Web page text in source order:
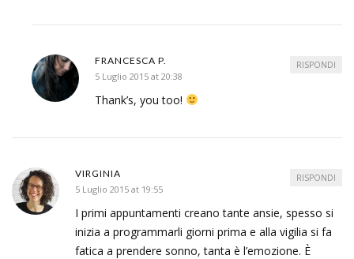
FRANCESCA P.
5 Luglio 2015 at 20:38
Thank’s, you too!
RISPONDI
VIRGINIA
5 Luglio 2015 at 19:55
I primi appuntamenti creano tante ansie, spesso si
inizia a programmarli giorni prima e alla vigilia si fa
fatica a prendere sonno, tanta è l’emozione. È
RISPONDI